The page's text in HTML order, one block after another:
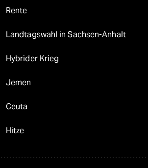
Rente
Landtagswahl in Sachsen-Anhalt
Hybrider Krieg
Jemen
Ceuta
Hitze